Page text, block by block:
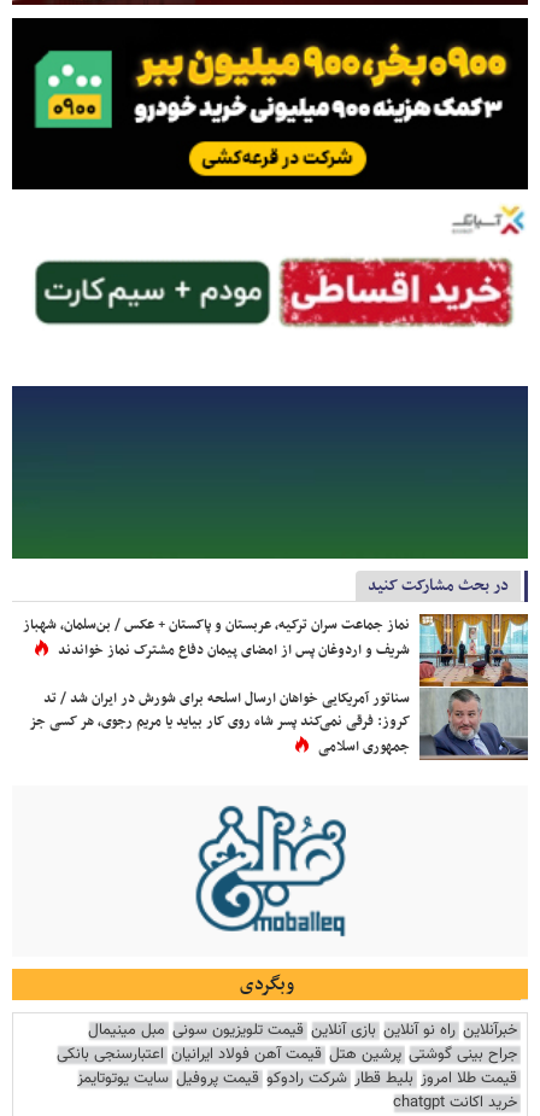
در بحث مشارکت کنید
نماز جماعت سران ترکیه، عربستان و پاکستان + عکس / بن‌سلمان، شهباز
شریف و اردوغان پس از امضای پیمان دفاع مشترک نماز خواندند
سناتور آمریکایی خواهان ارسال اسلحه برای شورش در ایران شد / تد
کروز: فرقی نمی‌کند پسر شاه روی کار بیاید یا مریم رجوی، هر کسی جز
جمهوری اسلامی
وبگردی
خبرآنلاین راه نو آنلاین بازی آنلاین قیمت تلویزیون سونی مبل مینیمال
جراح بینی گوشتی پرشین هتل قیمت آهن فولاد ایرانیان اعتبارسنجی بانکی
قیمت طلا امروز بلیط قطار شرکت رادوکو قیمت پروفیل سایت یوتوتایمز
خرید اکانت chatgpt